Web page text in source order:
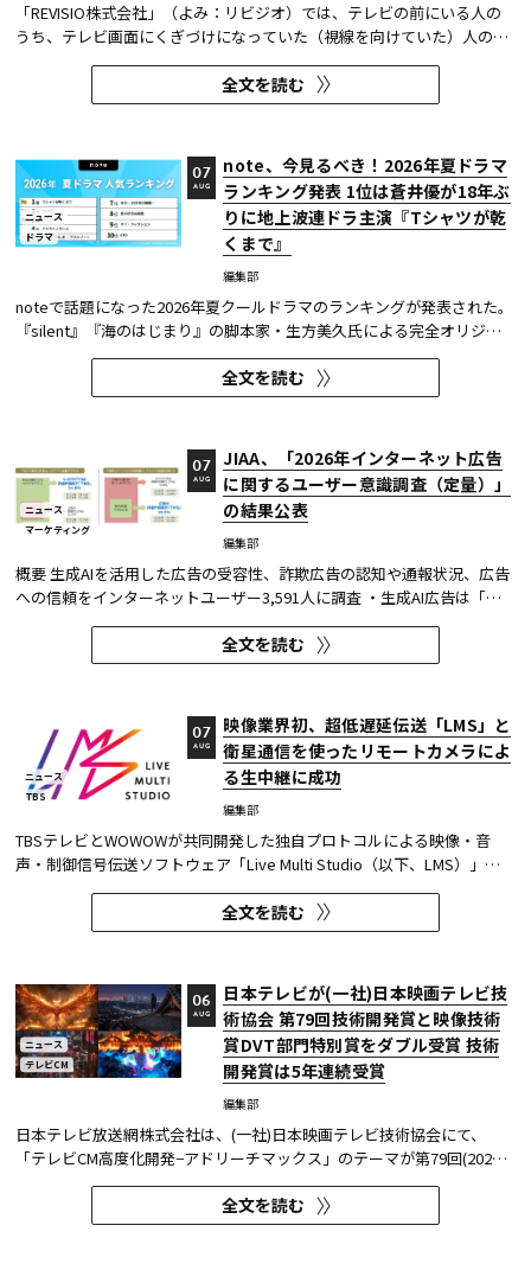
「REVISIO株式会社」（よみ：リビジオ）では、テレビの前にいる人の
うち、テレビ画面にくぎづけになっていた（視線を向けていた）人の割
合がわかる「注目度」を用いて、「個人全体」ならびにREVISIOで定義
した「コア視聴層（男女13歳～49歳）」のテレビ番組ランキングを公開
している。
全文を読む
ニュース
ドラマ
note、今見るべき！2026年夏ドラマ
ランキング発表 1位は蒼井優が18年ぶ
りに地上波連ドラ主演『Tシャツが乾
くまで』
編集部
07
AUG
noteで話題になった2026年夏クールドラマのランキングが発表された。
『silent』『海のはじまり』の脚本家・生方美久氏による完全オリジナ
ル作品で、蒼井優が18年ぶりに地上波連続ドラマの主演を務めた『Tシ
ャツが乾くまで』が第1位に輝いた。 また今回、Netflixの『ガス人間』
が3位にランクイン。春クールの『九条の大罪』に続き、2クール...
全文を読む
ニュース
マーケティング
JIAA、「2026年インターネット広告
に関するユーザー意識調査（定量）」
の結果公表
編集部
07
AUG
概要 生成AIを活用した広告の受容性、詐欺広告の認知や通報状況、広告
への信頼をインターネットユーザー3,591人に調査 ・生成AI広告は「条
件が整えば活用してよい」が52.0%。AI活用の明示や権利処理など、透
明性への配慮が受容の前提になる。 ・詐欺広告は各タイプとも70％の認
知があり、過去1年以内の接触経験は10～20％台。一方、通報経...
全文を読む
ニュース
TBS
映像業界初、超低遅延伝送「LMS」と
衛星通信を使ったリモートカメラによ
る生中継に成功
編集部
07
AUG
TBSテレビとWOWOWが共同開発した独自プロトコルによる映像・音
声・制御信号伝送ソフトウェア「Live Multi Studio（以下、LMS）」
が、JCOM株式会社（以下、J:COM）の生中継の特別番組に採用され
た。2026年6月16日にJ:COMが放送した『北海道神宮例祭 神輿渡御』に
おいて、J:COMチャンネル（※1）、地域情報アプリ「ど・ろーかる」
全文を読む
ニュース
テレビCM
日本テレビが(一社)日本映画テレビ技
術協会 第79回技術開発賞と映像技術
賞DVT部門特別賞をダブル受賞 技術
開発賞は5年連続受賞
編集部
06
AUG
日本テレビ放送網株式会社は、(一社)日本映画テレビ技術協会にて、
「テレビCM高度化開発−アドリーチマックス」のテーマが第79回(2025
年度)技術開発賞を、「TOKYO巫女忍者」が映像技術賞 DVT(デジタルビ
ジュアル技術)部門 特別賞を受賞したことを発表した。技術開発賞部門
では、昨年に続き5年連続の受賞となる。 この賞は毎年、放送に関連
全文を読む